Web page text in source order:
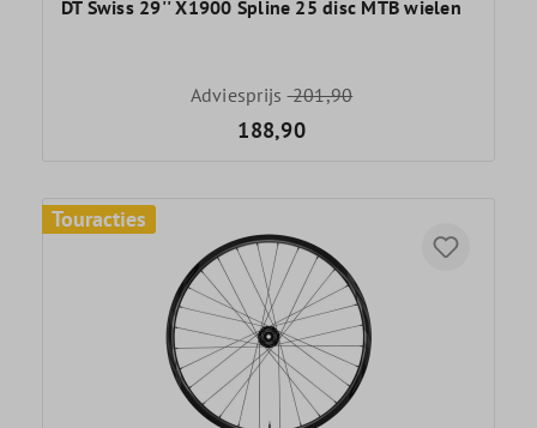
DT Swiss 29'' X1900 Spline 25 disc MTB wielen
Adviesprijs201,90
188,90
Touracties